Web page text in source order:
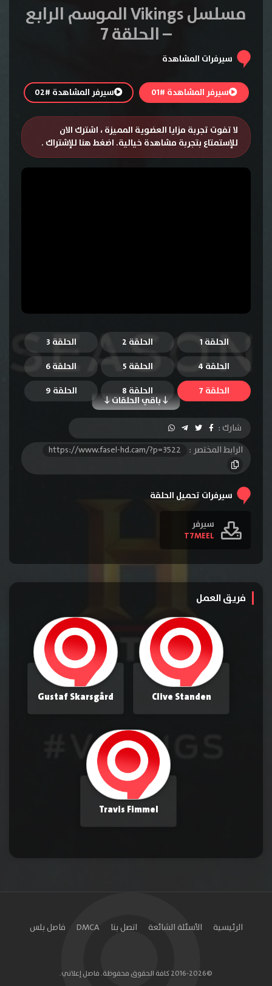
مسلسل Vikings الموسم الرابع
– الحلقة 7
سيرفرات المشاهدة
سيرفر المشاهدة #01 سيرفر المشاهدة #02
لا تفوت تجربة مزايا العضوية المميزة ، اشترك الان
للإستمتاع بتجربة مشاهدة خيالية. اضغط هنا للإشتراك .
الحلقة 1 الحلقة 2
الحلقة 3
الحلقة 4
الحلقة 5 الحلقة 6
باقي الحلقات
الحلقة 7 الحلقة 8
الحلقة 9
الحلقة 10
الحلقة 11
الحلقة 13
الحلقة 14
الحلقة 15
شارك :
الرابط المختصر :
https://www.fasel-hd.cam/?p=3522
سيرفرات تحميل الحلقة
سيرفر
T7MEEL
فريق العمل
Clive Standen
Gustaf Skarsgård
Travis Fimmel
الرئيسية الأسئلة الشائعة اتصل بنا DMCA فاصل بلس
©2016-2026 كافة الحقوق محفوظة. فاصل إعلاني.